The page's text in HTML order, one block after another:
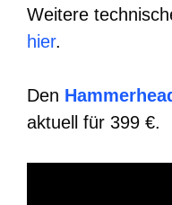
Weitere
hier.
Den
aktuell für 399 €.